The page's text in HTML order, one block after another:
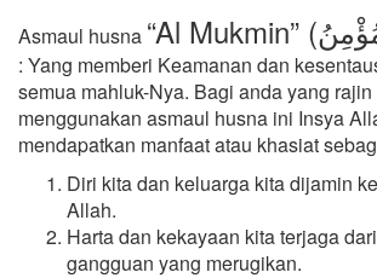
Asmaul husna
: Yang memberi Keamanan dan
semua mahluk-Nya. Bagi anda yang
menggunakan asmaul husna ini Insya
mendapatkan manfaat atau khasiat
Diri kita dan keluarga kita dijamin
Allah.
Harta dan kekayaan kita terjaga
gangguan yang merugikan.